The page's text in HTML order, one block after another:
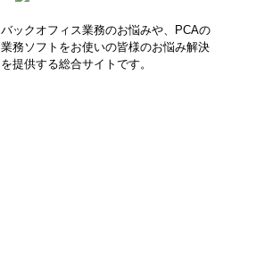
バックオフィス業務のお悩みや、PCAの
業務ソフトをお使いの皆様のお悩み解決
を提供する総合サイトです。